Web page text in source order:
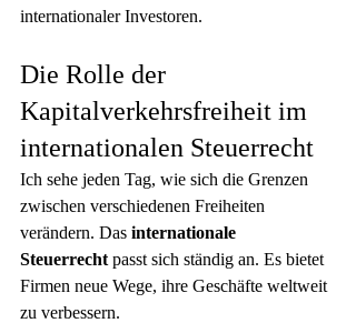
internationaler Investoren.
Die Rolle der
Kapitalverkehrsfreiheit im
internationalen Steuerrecht
Ich sehe jeden Tag, wie sich die Grenzen
zwischen verschiedenen Freiheiten
verändern. Das internationale
Steuerrecht passt sich ständig an. Es bietet
Firmen neue Wege, ihre Geschäfte weltweit
zu verbessern.